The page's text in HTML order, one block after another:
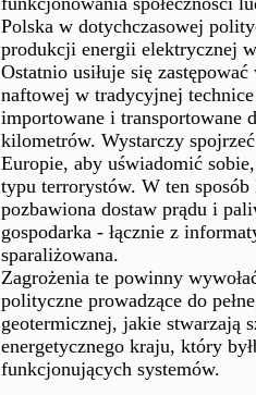
Polska w dotychczasowej
produkcji energii elektrycznej
Ostatnio usiłuje się
naftowej w tradycyjnej technice
importowane i transportowane
kilometrów. Wystarczy
Europie, aby uświadomić
typu terrorystów. W ten
pozbawiona dostaw prądu i
gospodarka - łącznie z
sparaliżowana.
Zagrożenia te powinny
polityczne prowadzące do
geotermicznej, jakie stwarzają
energetycznego kraju, który
funkcjonujących systemów.